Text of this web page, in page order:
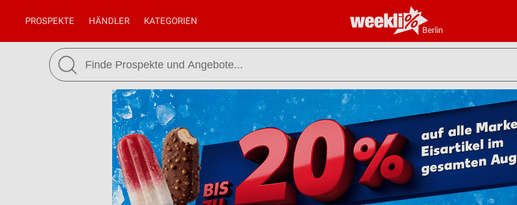
Berlin
PROSPEKTE HÄNDLER KATEGORIEN